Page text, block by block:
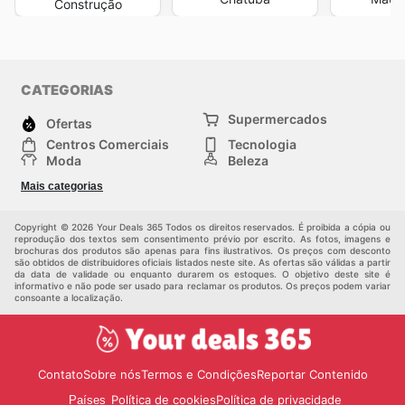
Construção
CATEGORIAS
Ofertas
Supermercados
Centros Comerciais
Tecnologia
Moda
Beleza
Construção e jardinagem
Mais categorias
Copyright © 2026 Your Deals 365 Todos os direitos reservados. É proibida a cópia ou
reprodução dos textos sem consentimento prévio por escrito. As fotos, imagens e
brochuras dos produtos são apenas para fins ilustrativos. Os preços com desconto
são obtidos de distribuidores oficiais listados neste site. As ofertas são válidas a partir
da data de validade ou enquanto durarem os estoques. O objetivo deste site é
informativo e não pode ser usado para reclamar os produtos. Os preços podem variar
consoante a localização.
ContatoSobre nósTermos e CondiçõesReportar Contenido
Países Política de cookiesPolítica de privacidade